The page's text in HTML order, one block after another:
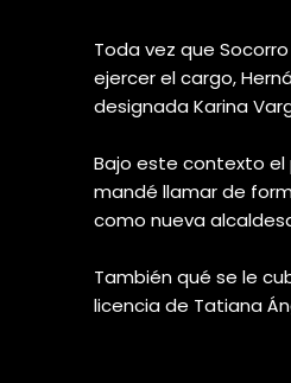
Toda vez que
ejercer el cargo,
designada Karina
Bajo este contexto
mandé llamar de
como nueva
También qué se le
licencia de Tatiana